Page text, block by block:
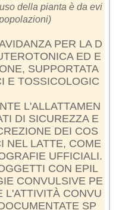
della pianta è da evi
PER LA D
ED E
SUPPORTATA
E TOSSICOLOGIC
L'ALLATTAMEN
DI SICUREZZA E
DEI COS
NEL LATTE, COME
UFFICIALI.
CON EPIL
CONVULSIVE PE
L'ATTIVITÀ CONVU
SP